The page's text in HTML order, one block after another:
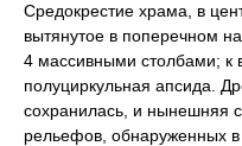
Средокрестие храма, в
вытянутое в поперечном
4 массивными столбами; к
полуциркульная апсида.
сохранилась, и нынешняя
рельефов, обнаруженных в